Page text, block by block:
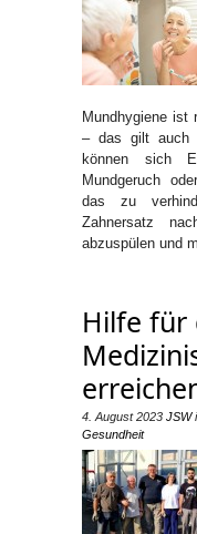
Mundhygiene ist
– das gilt auch
können sich
Mundgeruch
das zu
Zahnersatz
abzuspülen und
Hilfe für
4. August 2023 JSW
Gesundheit